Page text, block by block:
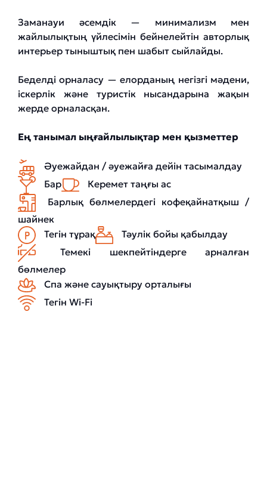
Заманауи әсемдік — минимализм мен
жайлылықтың үйлесімін бейнелейтін авторлық
интерьер тыныштық пен шабыт сыйлайды.
Беделді орналасу — елорданың негізгі мәдени,
іскерлік және туристік нысандарына жақын
жерде орналасқан.
Ең танымал ыңғайлылықтар мен қызметтер
Әуежайдан / әуежайға дейін тасымалдау
Бар
Керемет таңғы ас
Барлық бөлмелердегі кофеқайнатқыш /
шайнек
Тегін тұрақ
Тәулік бойы қабылдау
Темекі шекпейтіндерге арналған
бөлмелер
Спа және сауықтыру орталығы
Тегін Wi-Fi